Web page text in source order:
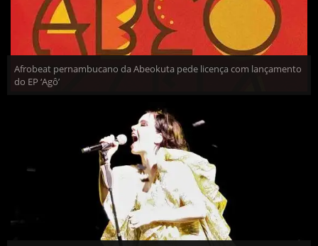
Afrobeat pernambucano da Abeokuta pede licença com lançamento
do EP ‘Agô’